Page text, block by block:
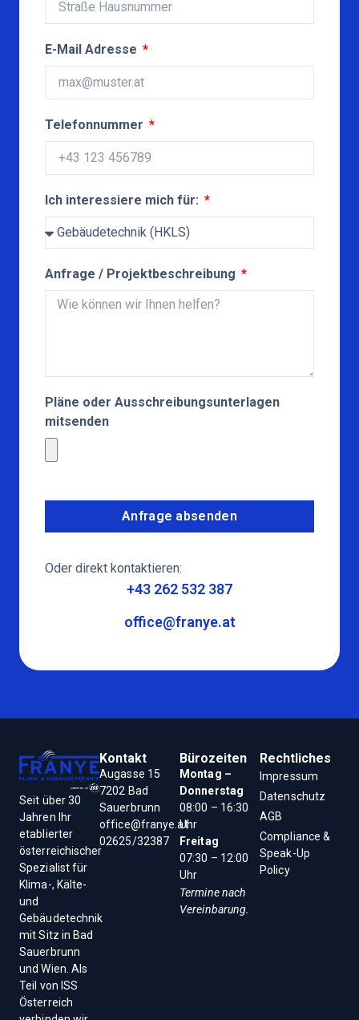
E-Mail Adresse
Telefonnummer
Ich interessiere mich für:
Anfrage / Projektbeschreibung
Pläne oder Ausschreibungsunterlagen
mitsenden
Anfrage absenden
Oder direkt kontaktieren:
+43 262 532 387
office@franye.at
Seit über 30
Jahren Ihr
etablierter
österreichischer
Spezialist für
Klima-, Kälte-
und
Gebäudetechnik
mit Sitz in Bad
Sauerbrunn
und Wien. Als
Teil von ISS
Österreich
Kontakt
Augasse 15
7202 Bad
Sauerbrunn
office@franye.at
02625/32387
Bürozeiten
Montag –
Donnerstag
08:00 – 16:30
Uhr
Freitag
07:30 – 12:00
Uhr
Termine nach
Vereinbarung.
Rechtliches
Impressum
Datenschutz
AGB
Compliance &
Speak-Up
Policy